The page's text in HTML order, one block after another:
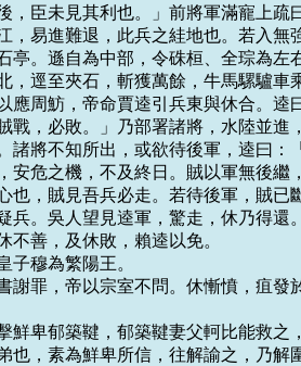
，臣未見其利也。」前將軍滿寵上疏
，易進難退，此兵之絓地也。若入無
亭。遜自為中部，令硃桓、全琮為左
，逕至夾石，斬獲萬餘，牛馬騾驢車
以應周魴，帝命賈逵引兵東與休合。
戰，必敗。」乃部署諸將，水陸並進
諸將不知所出，或欲待後軍，逵曰：
安危之機，不及終日。賊以軍無後繼
也，賊見吾兵必走。若待後軍，賊已
兵。吳人望見逵軍，驚走，休乃得還
不善，及休敗，賴逵以免。
子穆為繁陽王。
書謝罪，帝以宗室不問。休慚憤，疽
擊鮮卑郁築鞬，郁築鞬妻父軻比能救
也，素為鮮卑所信，往解諭之，乃解